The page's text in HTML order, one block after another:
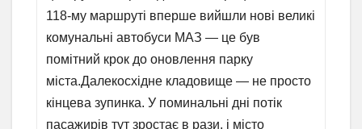
118-му маршруті вперше вийшли нові великі
комунальні автобуси МАЗ — це був
помітний крок до оновлення парку
міста.Далекосхідне кладовище — не просто
кінцева зупинка. У поминальні дні потік
пасажирів тут зростає в рази, і місто